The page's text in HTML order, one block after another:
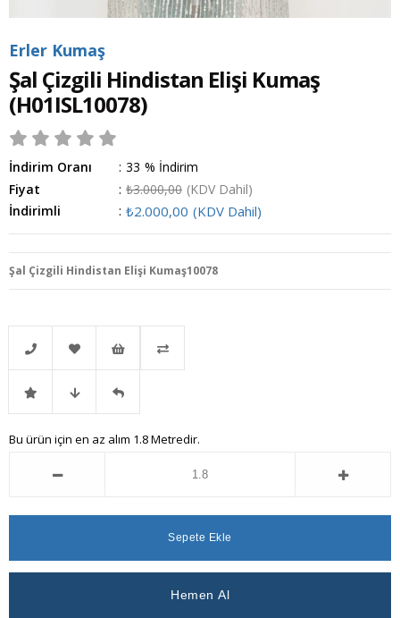
Erler Kumaş
Şal Çizgili Hindistan Elişi Kumaş
(H01ISL10078)
İndirim Oranı : %
33
İndirim
Fiyat
: ₺3.000,00 (KDV Dahil)
İndirimli
: ₺2.000,00 (KDV Dahil)
Şal Çizgili Hindistan Elişi Kumaş10078
Telefonla
Sipariş
Favorilere
Ekle
İstek
Listeme
İndirimli Fiyat
Ver
Gelince
Bu ürün için en az alım 1.8 Metredir.